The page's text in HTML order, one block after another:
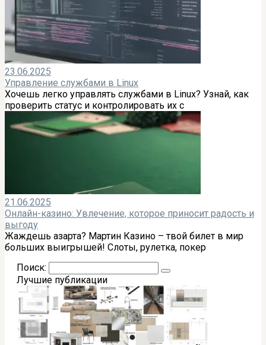
23.06.2025
Управление службами в Linux
Хочешь легко управлять службами в Linux? Узнай, как
проверить статус и контролировать их с
21.06.2025
Онлайн-казино: Увлечение, которое приносит радость и
выгоду
Жаждешь азарта? Мартин Казино – твой билет в мир
больших выигрышей! Слоты, рулетка, покер
Поиск:
Лучшие публикации